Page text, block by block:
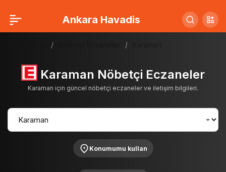
Ankara Havadis
Karaman Nöbetçi Eczaneler
Karaman için güncel nöbetçi eczaneler ve iletişim bilgileri.
Konumumu kullan